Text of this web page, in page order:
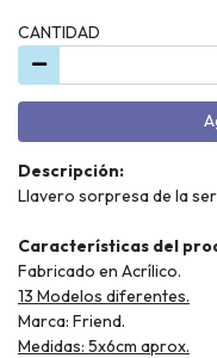
CANTIDAD
Descripción:
Llavero sorpresa de la
Características del
Fabricado en Acrílico.
13 Modelos diferentes.
Marca: Friend.
Medidas: 5x6cm aprox.